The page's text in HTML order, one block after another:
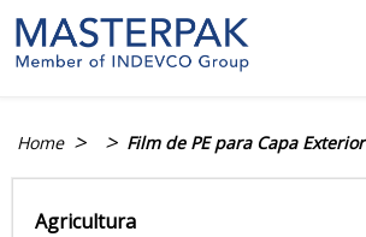
Skip
to
content
Home > > Film de PE para Capa Exterior
Agricultura